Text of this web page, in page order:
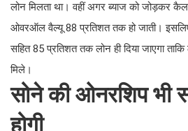
लोन मिलता था। वहीं अगर ब्याज को जोड़कर
ओवरऑल वैल्यू 88 प्रतिशत तक हो जाती।
सहित 85 प्रतिशत तक लोन ही दिया जाएगा
मिले।
सोने की ओनरशिप भी
होगी